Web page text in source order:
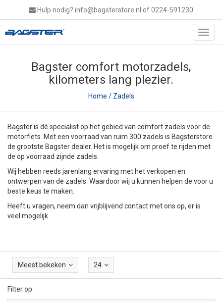
Hulp nodig? info@bagsterstore.nl of 0224-591230
Bagster comfort motorzadels,
kilometers lang plezier.
Home / Zadels
Bagster is dé specialist op het gebied van comfort zadels voor de
motorfiets. Met een voorraad van ruim 300 zadels is Bagsterstore
de grootste Bagster dealer. Het is mogelijk om proef te rijden met
de op voorraad zijnde zadels.
Wij hebben reeds jarenlang ervaring met het verkopen en
ontwerpen van de zadels. Waardoor wij u kunnen helpen de voor u
beste keus te maken.
Heeft u vragen, neem dan vrijblijvend contact met ons op, er is
veel mogelijk.
Meest bekeken 24
Filter op: